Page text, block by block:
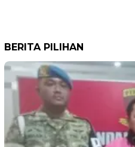
BERITA PILIHAN